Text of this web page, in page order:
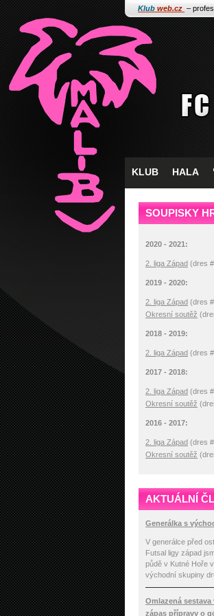
Klub web.cz –
KLUB HALA
SOUPISKY
2020 - 2021:
2. liga Západ (dres
2019 - 2020:
2. liga Západ (dres
Okresní soutěž
2018 - 2019:
2. liga Západ (dres
2017 - 2018:
2. liga Západ (dres
Okresní soutěž
2016 - 2017:
2. liga Západ (dres
Okresní soutěž
AKTUÁLNÍ
Generálka s
V generálce před
Futsal ligy západ
půdě v Kutné Hoře
východní skupiny
Omlazená
zápas přípravy o